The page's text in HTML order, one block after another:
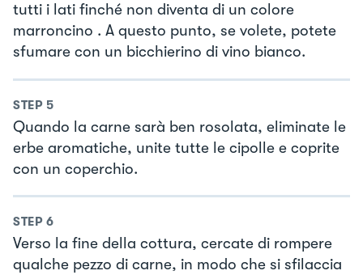
tutti i lati finché non diventa di un colore
marroncino . A questo punto, se volete, potete
sfumare con un bicchierino di vino bianco.
STEP 5
Quando la carne sarà ben rosolata, eliminate le
erbe aromatiche, unite tutte le cipolle e coprite
con un coperchio.
STEP 6
Verso la fine della cottura, cercate di rompere
qualche pezzo di carne, in modo che si sfilaccia